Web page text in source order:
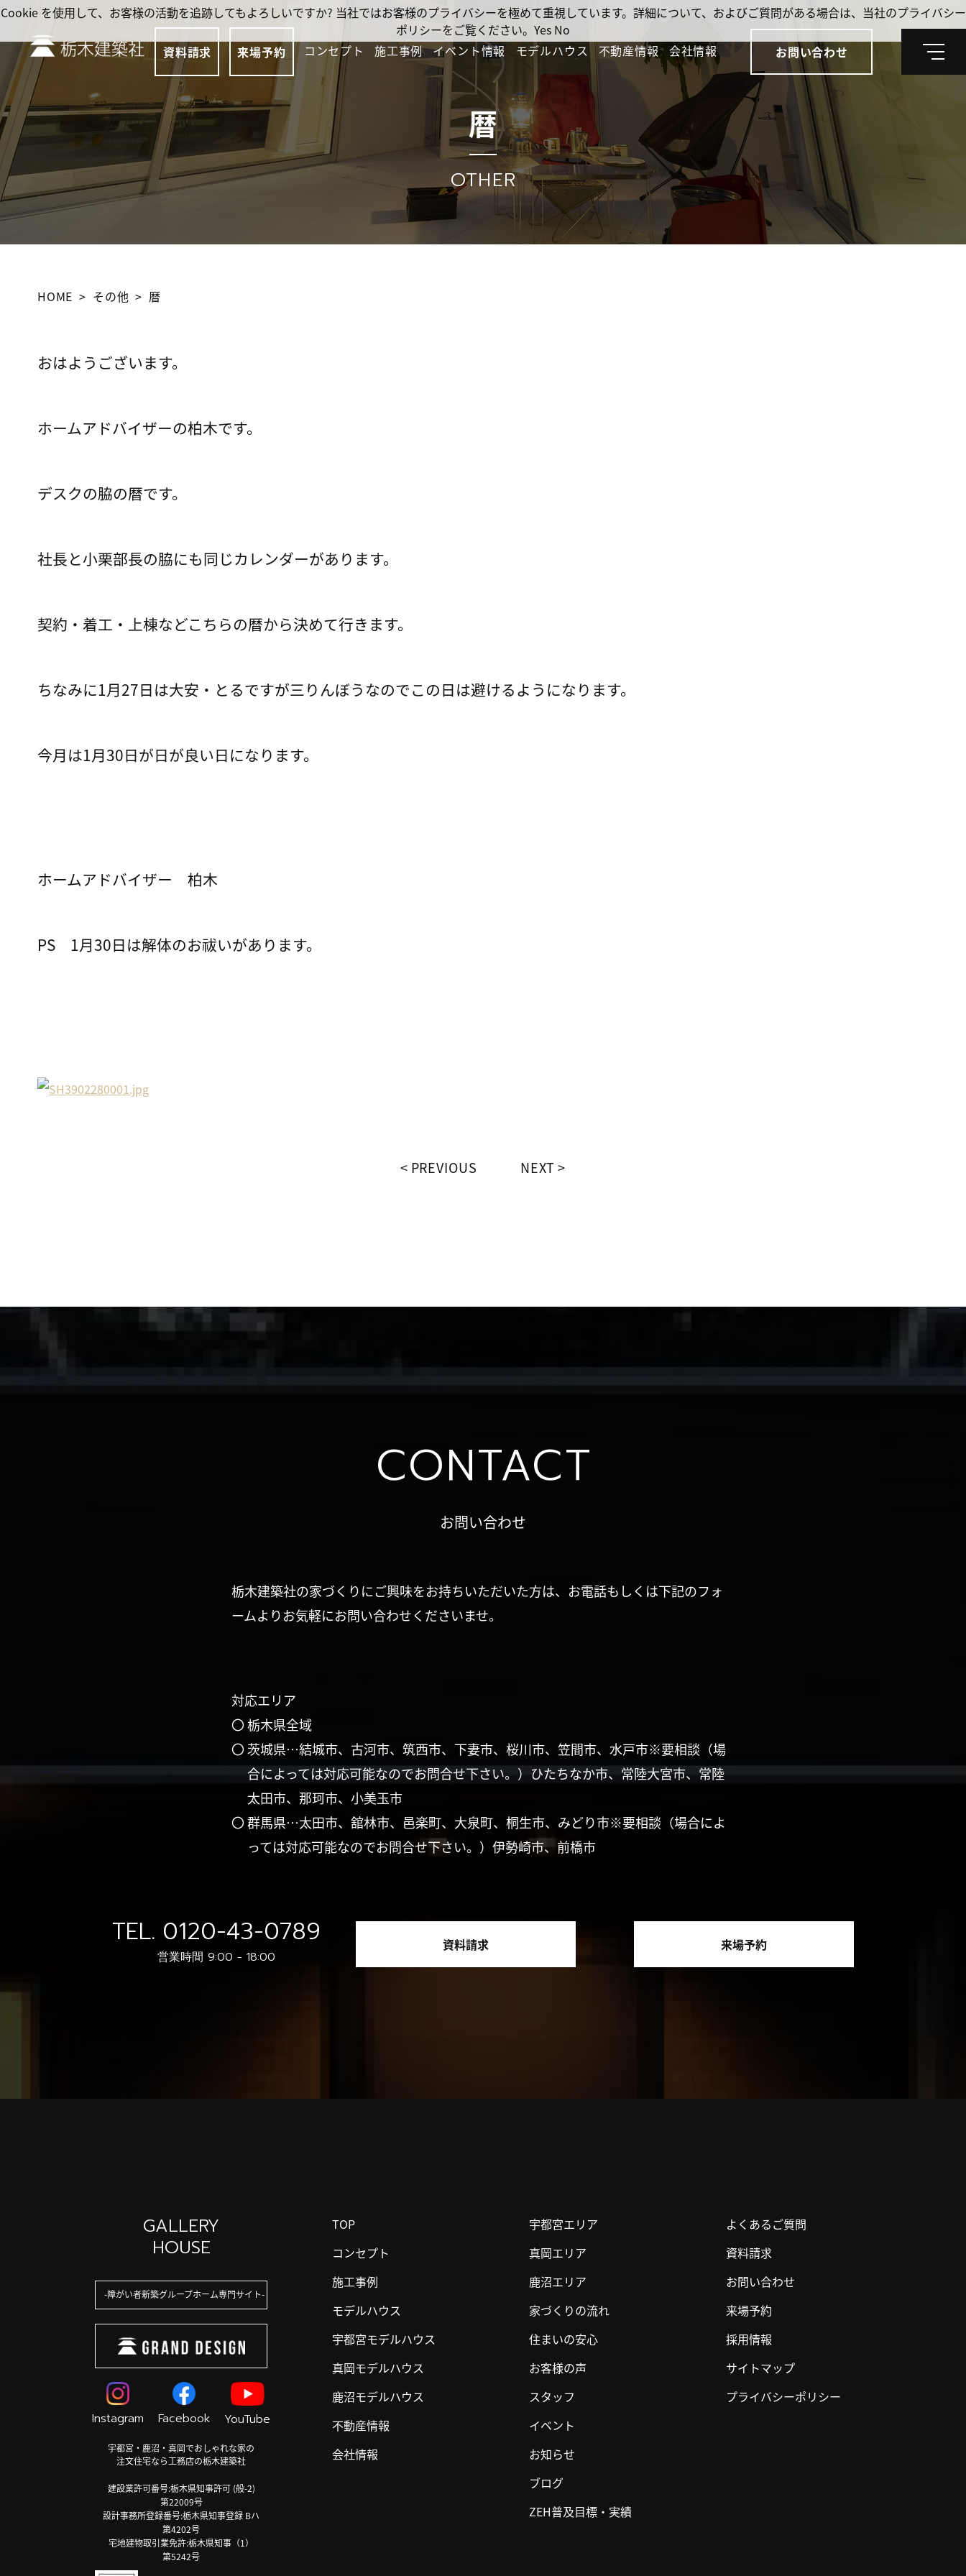
資料請求 来場予約 コンセプト 施工事例 イベント情報 モデルハウス 不動産情報 会社情報 お問い合わせ
メ
暦
OTHER
HOME その他 暦
おはようございます。
ホームアドバイザーの柏木です。
デスクの脇の暦です。
社長と小栗部長の脇にも同じカレンダーがあります。
契約・着工・上棟などこちらの暦から決めて行きます。
ちなみに1月27日は大安・とるですが三りんぼうなのでこの日は避けるようになります。
今月は1月30日が日が良い日になります。
ホームアドバイザー 柏木
PS 1月30日は解体のお祓いがあります。
PREVIOUS NEXT
CONTACT
お問い合わせ
栃木建築社の家づくりにご興味をお持ちいただいた方は、お電話もしくは下記のフォ
ームよりお気軽にお問い合わせくださいませ。
対応エリア
〇 栃木県全域
〇 茨城県…結城市、古河市、筑西市、下妻市、桜川市、笠間市、水戸市※要相談（場
合によっては対応可能なのでお問合せ下さい。）ひたちなか市、常陸大宮市、常陸
太田市、那珂市、小美玉市
〇 群馬県…太田市、舘林市、邑楽町、大泉町、桐生市、みどり市※要相談（場合によ
っては対応可能なのでお問合せ下さい。）伊勢崎市、前橋市
TEL. 0120-43-0789
営業時間 9:00 - 18:00
資料請求 来場予約
GALLERY
HOUSE
障がい者新築グループホーム専門サイト
Instagram Facebook YouTube
宇都宮・鹿沼・真岡でおしゃれな家の
注文住宅なら工務店の栃木建築社
建設業許可番号:栃木県知事許可 (般-2)
第22009号
設計事務所登録番号:栃木県知事登録 Bハ
第4202号
宅地建物取引業免許:栃木県知事（1）
第5242号
TOP
コンセプト
施工事例
モデルハウス
宇都宮モデルハウス
真岡モデルハウス
鹿沼モデルハウス
不動産情報
会社情報
宇都宮エリア
真岡エリア
鹿沼エリア
家づくりの流れ
住まいの安心
お客様の声
スタッフ
イベント
お知らせ
ブログ
ZEH普及目標・実績
よくあるご質問
資料請求
お問い合わせ
来場予約
採用情報
サイトマップ
プライバシーポリシー
Cookie を使用して、お客様の活動を追跡してもよろしいですか? 当社ではお客様のプライバシーを極めて重視しています。詳細について、およびご質問がある場合は、当社のプライバシー
ポリシーをご覧ください。 Yes No